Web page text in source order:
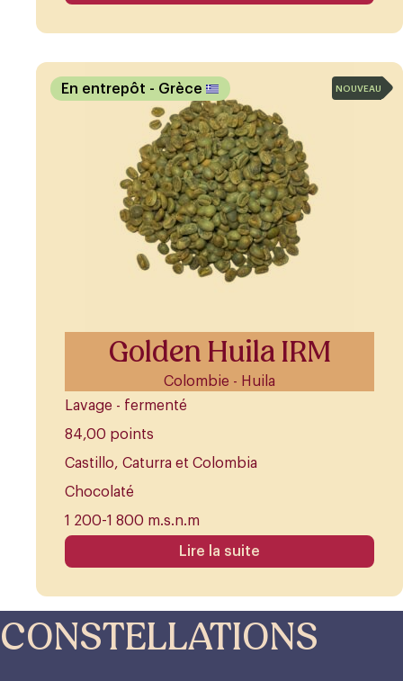
Golden Huila IRM
Colombie - Huila
En entrepôt - Grèce
Lavage - fermenté
84,00 points
Castillo, Caturra et Colombia
Chocolaté
1 200-1 800 m.s.n.m
NOUVEAU
Lire la suite
CONSTELLATIONS